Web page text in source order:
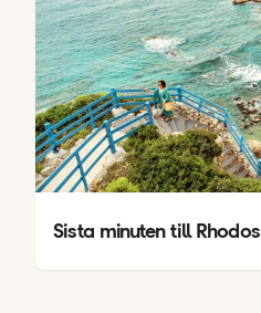
Sista minuten till Rhodos